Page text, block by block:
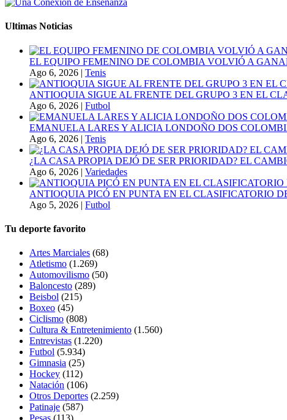
Ultimas Noticias
EL EQUIPO FEMENINO DE COLOMBIA VOLVIÓ A
Ago 6, 2026 | Tenis
ANTIOQUIA SIGUE AL FRENTE DEL GRUPO 3 EN EL
Ago 6, 2026 | Futbol
EMANUELA LARES Y ALICIA LONDOÑO DOS
Ago 6, 2026 | Tenis
¿LA CASA PROPIA DEJÓ DE SER PRIORIDAD? EL
Ago 6, 2026 | Variedades
ANTIOQUIA PICÓ EN PUNTA EN EL CLASIFICATORIO
Ago 5, 2026 | Futbol
Tu deporte favorito
Artes Marciales (68)
Atletismo (1.269)
Automovilismo (50)
Baloncesto (289)
Beisbol (215)
Boxeo (45)
Ciclismo (808)
Cultura & Entretenimiento (1.560)
Entrevistas (1.220)
Futbol (5.934)
Gimnasia (25)
Hockey (112)
Natación (106)
Otros Deportes (2.259)
Patinaje (587)